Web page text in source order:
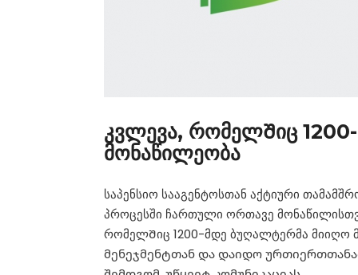
კვლევა, რომელᲨიც
მონაწილეობა
საპენსიო სააგენტოსთან აქტიური
პროცესში ჩართული ორთავე
რომელᲨიც 1200-მდე ბუღალტერმა მიიღო
მენეჯმენტთან და დაიდო